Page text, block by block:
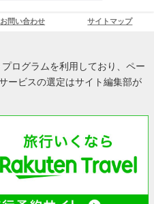
お問い合わせ サイトマップ
ログラムを利用しており、ペー
ービスの選定はサイト編集部が